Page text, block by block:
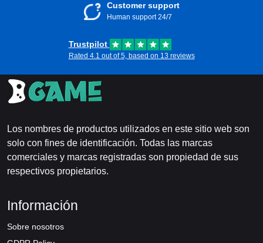
Customer support
Human support 24/7
Trustpilot
Rated 4.1 out of 5, based on 13 reviews
Los nombres de productos utilizados en este sitio web son
solo con fines de identificación. Todas las marcas
comerciales y marcas registradas son propiedad de sus
respectivos propietarios.
Información
Sobre nosotros